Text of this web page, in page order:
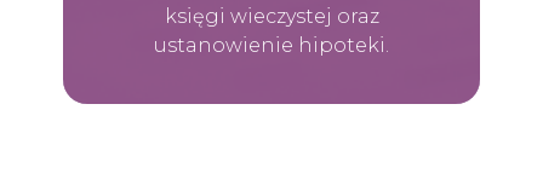
księgi wieczystej oraz
ustanowienie hipoteki.